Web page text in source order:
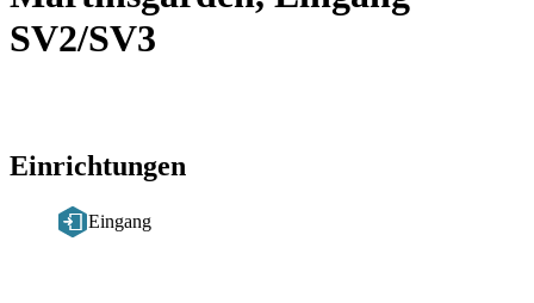
SV2/SV3
Einrichtungen
Eingang